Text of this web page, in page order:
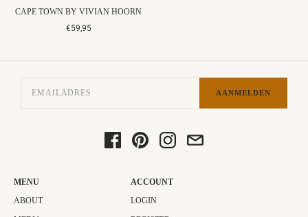
CAPE TOWN BY VIVIAN HOORN
€59,95
AANMELDEN
MENU
ABOUT
ACCOUNT
LOGIN